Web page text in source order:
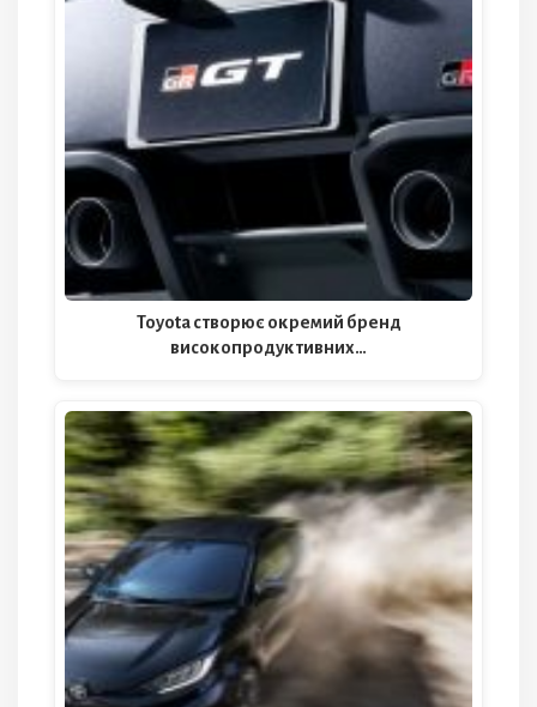
Toyota створює окремий бренд
високопродуктивних…